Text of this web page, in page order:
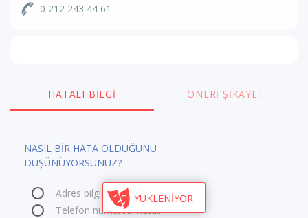
YÜKLENİYOR
0 212 243 44 61
HATALI BILGI ÖNERI ŞIKAYET
NASIL BİR HATA OLDUĞUNU
DÜŞÜNÜYORSUNUZ?
Adres bilgisi hatalı
Telefon numarası hatalı